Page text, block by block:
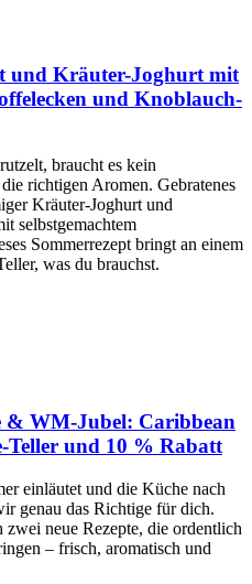
und Kräuter-Joghurt mit
und Knoblauch-
braucht es kein
richtigen Aromen. Gebratenes
Kräuter-Joghurt und
selbstgemachtem
Sommerrezept bringt an einem
was du brauchst.
& WM-Jubel: Caribbean
Teller und 10 % Rabatt
einläutet und die Küche nach
genau das Richtige für dich.
neue Rezepte, die ordentlich
– frisch, aromatisch und